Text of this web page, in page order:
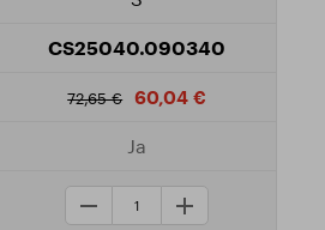
CS25040.090340
72,65 € 60,04 €
Ja